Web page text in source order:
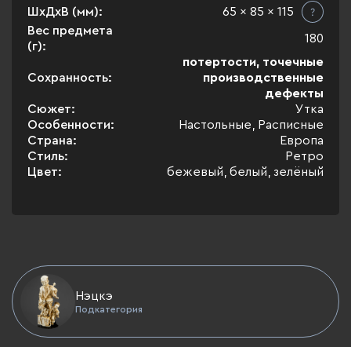
ШхДхВ (мм):
65 x 85 x 115
Вес предмета
(г):
180
Сохранность:
потертости, точечные
производственные
дефекты
Сюжет:
Утка
Особенности:
Настольные, Расписные
Страна:
Европа
Стиль:
Ретро
Цвет:
бежевый, белый, зелёный
Нэцкэ
Подкатегория